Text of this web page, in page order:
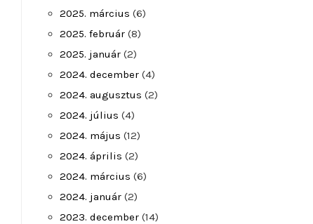
2025. március (6)
2025. február (8)
2025. január (2)
2024. december (4)
2024. augusztus (2)
2024. július (4)
2024. május (12)
2024. április (2)
2024. március (6)
2024. január (2)
2023. december (14)